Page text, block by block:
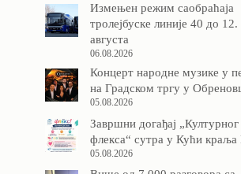
Измењен режим саобраћаја
тролејбуске линије 40 до 12.
августа
06.08.2026
Концерт народне музике у
на Градском тргу у
05.08.2026
Завршни догађај „Културног
флекса“ сутра у Кући краља
05.08.2026